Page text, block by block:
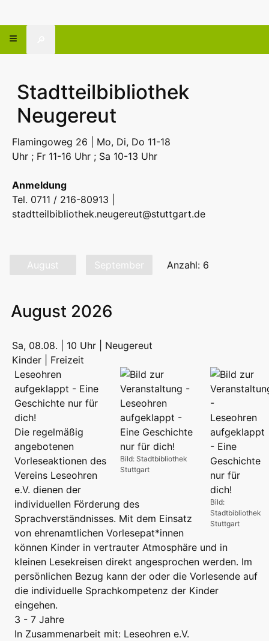
Stadtteilbibliothek
Neugereut
Flamingoweg 26 | Mo, Di, Do 11-18
Uhr ; Fr 11-16 Uhr ; Sa 10-13 Uhr
Anmeldung
Tel. 0711 / 216-80913 |
stadtteilbibliothek.neugereut@stuttgart.de
August September Anzahl: 6
August 2026
Sa, 08.08. | 10 Uhr | Neugereut
Kinder | Freizeit
Bild:
Stadtbibliothek
Stuttgart
Bild: Stadtbibliothek
Stuttgart
Leseohren
aufgeklappt - Eine
Geschichte nur für
dich!
Die regelmäßig
angebotenen
Vorleseaktionen des
Vereins Leseohren
e.V. dienen der
individuellen Förderung des
Sprachverständnisses. Mit dem Einsatz
von ehrenamtlichen Vorlesepat*innen
können Kinder in vertrauter Atmosphäre und in
kleinen Lesekreisen direkt angesprochen werden. Im
persönlichen Bezug kann der oder die Vorlesende auf
die individuelle Sprachkompetenz der Kinder
eingehen.
3 - 7 Jahre
In Zusammenarbeit mit: Leseohren e.V.